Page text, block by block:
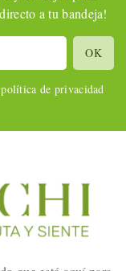
a tu bandeja!
de privacidad